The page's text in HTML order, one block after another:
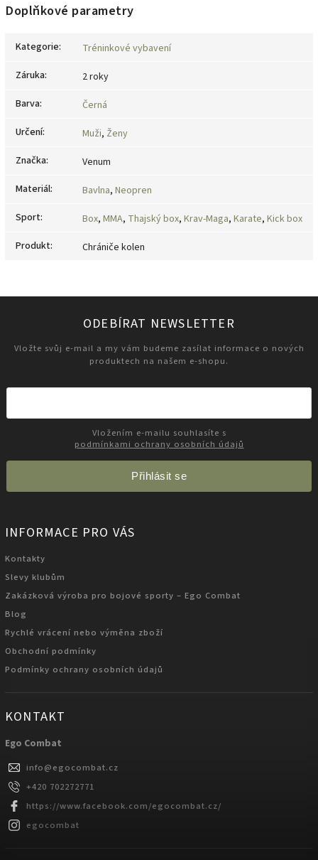
Doplňkové parametry
Kategorie:
Tréninkové vybavení
Záruka:
2 roky
Barva:
Černá
Určení: Muži, Ženy
Značka:
Venum
Materiál: Bavlna, Neopren
Sport: Box, MMA, Thajský box, Krav-Maga, Karate, Kick box
Produkt: Chrániče kolen
ODEBÍRAT NEWSLETTER
Vložte svůj e-mail a my vám budeme zasílat informace o nových
produktech na našem e-shopu.
podmínkami ochrany osobních údajů
Přihlásit se
INFORMACE PRO VÁS
Kontakty
Slevy klubům
Zakázková výroba pro bojové sporty – Ego Combat
Blog
Rychlé vrácení nebo výměna zboží
Obchodní podmínky
Podmínky ochrany osobních údajů
KONTAKT
Ego Combat
info@egocombat.cz
+420 702272771
https://www.facebook.com/egocombat.cz/
egocombat